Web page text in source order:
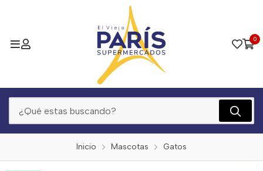
0
Inicio Mascotas Gatos